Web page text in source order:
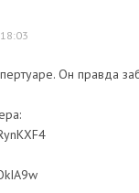
Он правда